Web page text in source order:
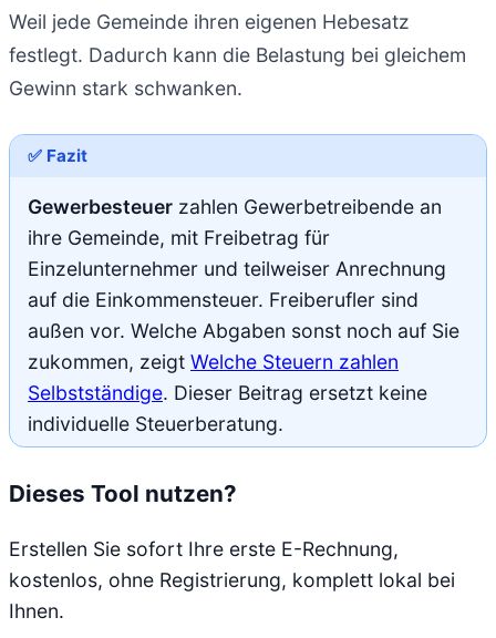
Weil jede Gemeinde ihren eigenen Hebesatz
festlegt. Dadurch kann die Belastung bei gleichem
Gewinn stark schwanken.
✅ Fazit
Gewerbesteuer zahlen Gewerbetreibende an
ihre Gemeinde, mit Freibetrag für
Einzelunternehmer und teilweiser Anrechnung
auf die Einkommensteuer. Freiberufler sind
außen vor. Welche Abgaben sonst noch auf Sie
zukommen, zeigt Welche Steuern zahlen
Selbstständige. Dieser Beitrag ersetzt keine
individuelle Steuerberatung.
Dieses Tool nutzen?
Erstellen Sie sofort Ihre erste E-Rechnung,
kostenlos, ohne Registrierung, komplett lokal bei
Ihnen.